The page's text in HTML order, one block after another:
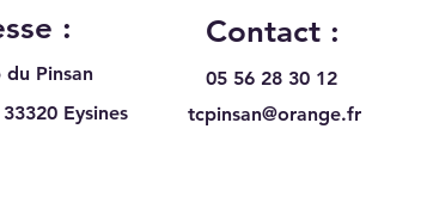
:
du Pinsan
Eysines
Contact :
05 56 28 30 12
tcpinsan@orange.fr